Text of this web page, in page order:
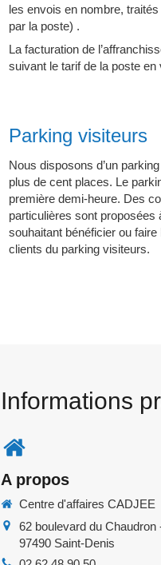
les envois en nombre,
par la poste) .
La facturation de
suivant le tarif de la poste en
Parking visiteurs
Nous disposons d’un
plus de cent places. Le
première demi-heure. Des
particulières sont proposées
souhaitant bénéficier ou faire
clients du parking visiteurs.
Informations
A propos
Centre d'affaires CADJEE
62 boulevard du
97490 Saint-Denis